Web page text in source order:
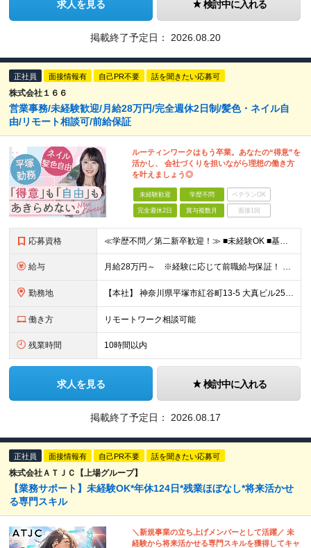
求人を見る 検討中に入れる
掲載終了予定日： 2026.08.20
正社員 面接情報有 自己PR不要 話を聞きたい応募可
株式会社１６６
営業事務/未経験歓迎/月給28万円/完全週休2日制/髪色・ネイル自
由/リモート相談可/前給保証
ルーティンワークはもう卒業。あなたの“得意”を
活かし、 会社づくりを担いながら理想の働き方
を叶えましょう◎
未経験歓迎 学歴不問 ベテランOK
完全週休2日 賞与複数月 面接1回
応募資格 ≪学歴不問／第二新卒歓迎！≫ ■未経験OK ■基本的なPC操作ができる方（Excelの基本関数・Wordなど） 【こんな方にピッタリです】 ・ルーティンワークだけでなく、適性に合わせて業務の幅を広げ
給与 月給28万円～ ※経験に応じて前職給与保証！ ★頑張りはしっかり還元される環境です！ 月給28万円スタートという安定した収入に加え、 業績に連動した決算賞与（年2回）を支給します。 ※経験・能力を
勤務地 【本社】 神奈川県平塚市紅谷町13-5 大真ビル25階 ★満員電車のストレスとは無縁の環境！ 都心から通う場合、通勤ラッシュとは「逆方向」の電車になるため、 朝から満員電車でもみくちゃにされる…なん
働き方 リモートワーク相談可能
残業時間 10時間以内
求人を見る 検討中に入れる
掲載終了予定日： 2026.08.17
正社員 面接情報有 自己PR不要 話を聞きたい応募可
株式会社ＡＴＪＣ【上場グループ】
【業務サポート】未経験OK*年休124日*残業ほぼなし*将来活かせ
る専門スキル
＼新規事業の立ち上げメンバーとして活躍／ 未
経験から将来活かせる専門スキルを獲得してキャ